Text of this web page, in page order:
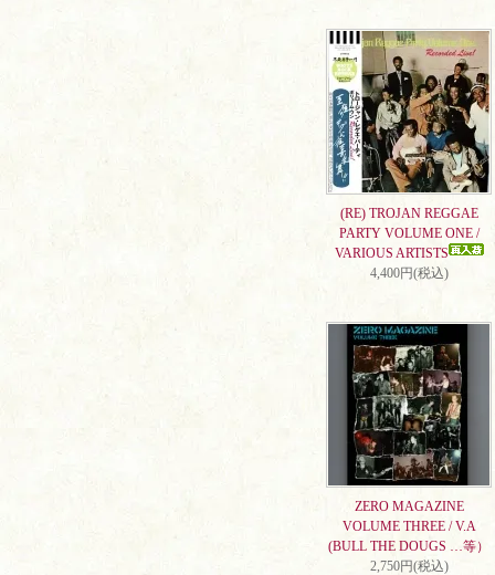
(RE) TROJAN REGGAE
PARTY VOLUME ONE /
VARIOUS ARTISTS
4,400円(税込)
ZERO MAGAZINE
VOLUME THREE / V.A
(BULL THE DOUGS …等）
2,750円(税込)